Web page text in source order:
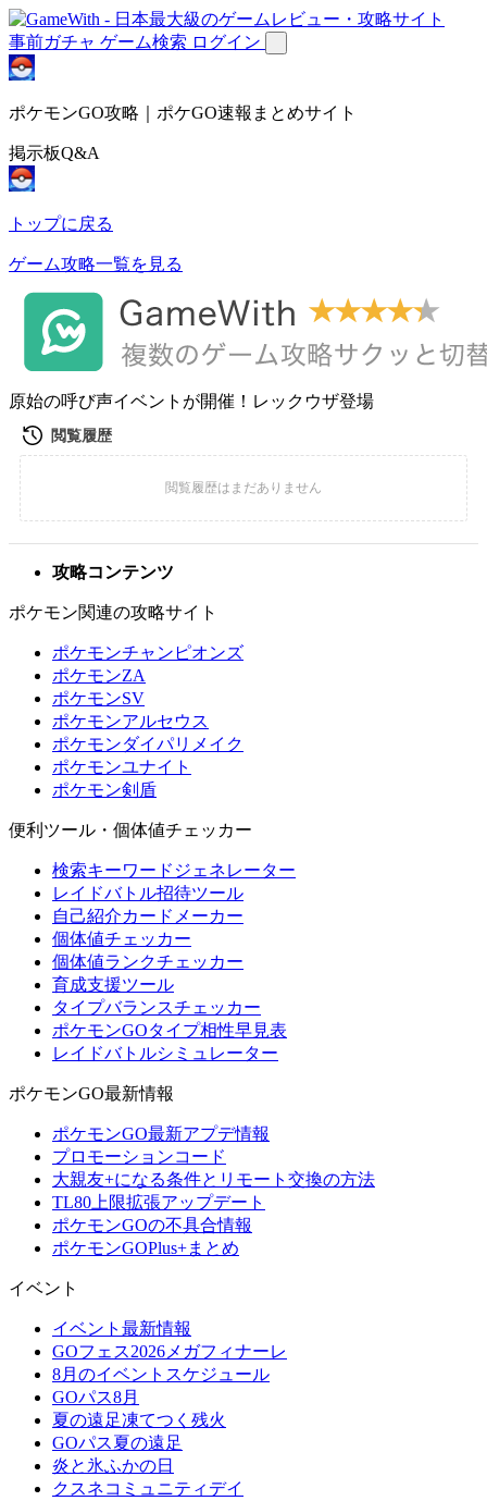
事前ガチャ ゲーム検索 ログイン
ポケモンGO攻略｜ポケGO速報まとめサイト
掲示板Q&A
トップに戻る
ゲーム攻略一覧を見る
原始の呼び声イベントが開催！レックウザ登場
攻略コンテンツ
ポケモン関連の攻略サイト
ポケモンチャンピオンズ
ポケモンZA
ポケモンSV
ポケモンアルセウス
ポケモンダイパリメイク
ポケモンユナイト
ポケモン剣盾
便利ツール・個体値チェッカー
検索キーワードジェネレーター
レイドバトル招待ツール
自己紹介カードメーカー
個体値チェッカー
個体値ランクチェッカー
育成支援ツール
タイプバランスチェッカー
ポケモンGOタイプ相性早見表
レイドバトルシミュレーター
ポケモンGO最新情報
ポケモンGO最新アプデ情報
プロモーションコード
大親友+になる条件とリモート交換の方法
TL80上限拡張アップデート
ポケモンGOの不具合情報
ポケモンGOPlus+まとめ
イベント
イベント最新情報
GOフェス2026メガフィナーレ
8月のイベントスケジュール
GOパス8月
夏の遠足凍てつく残火
GOパス夏の遠足
炎と氷ふかの日
クスネコミュニティデイ